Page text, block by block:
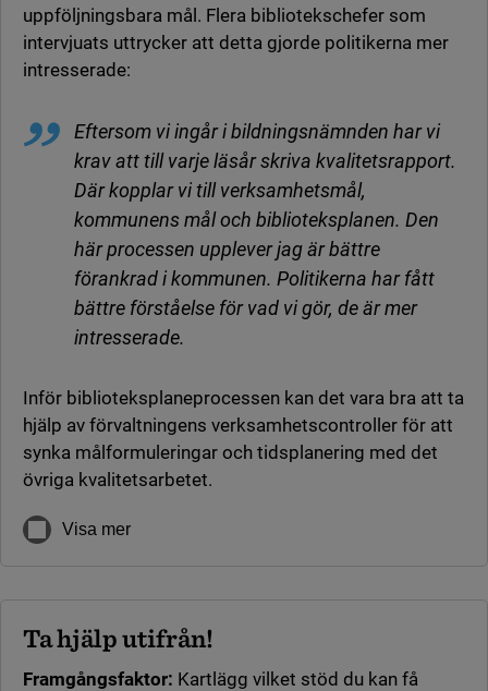
uppföljningsbara mål. Flera bibliotekschefer som
intervjuats uttrycker att detta gjorde politikerna mer
intresserade:
Eftersom vi ingår i bildningsnämnden har vi
krav att till varje läsår skriva kvalitetsrapport.
Där kopplar vi till verksamhetsmål,
kommunens mål och biblioteksplanen. Den
här processen upplever jag är bättre
förankrad i kommunen. Politikerna har fått
bättre förståelse för vad vi gör, de är mer
intresserade.
Inför biblioteksplaneprocessen kan det vara bra att ta
hjälp av förvaltningens verksamhetscontroller för att
synka målformuleringar och tidsplanering med det
övriga kvalitetsarbetet.
Visa mer
Ta hjälp utifrån!
Framgångsfaktor: Kartlägg vilket stöd du kan få